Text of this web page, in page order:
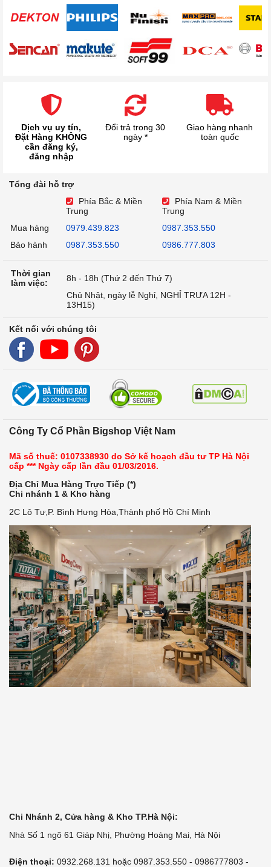
Dịch vụ uy tín,
Đặt Hàng KHÔNG
cần đăng ký,
đăng nhập
Đổi trả trong 30
ngày *
Giao hàng nhanh
toàn quốc
Tổng đài hỗ trợ
Phía Bắc & Miền
Trung
Phía Nam & Miền
Trung
Mua hàng
0979.439.823
0987.353.550
Bảo hành
0987.353.550 0986.777.803
Thời gian
làm việc:
8h - 18h (Thứ 2 đến Thứ 7)
Chủ Nhật, ngày lễ Nghỉ, NGHỈ TRƯA 12H -
13H15)
Kết nối với chúng tôi
Công Ty Cổ Phần Bigshop Việt Nam
Mã số thuế: 0107338930 do Sở kế hoạch đầu tư TP Hà Nội
cấp *** Ngày cấp lần đầu 01/03/2016.
Địa Chỉ Mua Hàng Trực Tiếp (*)
Chi nhánh 1 & Kho hàng
2C Lô Tư,P. Bình Hưng Hòa,Thành phố Hồ Chí Minh
Chi Nhánh 2, Cửa hàng & Kho TP.Hà Nội:
Nhà Số 1 ngõ 61 Giáp Nhị, Phường Hoàng Mai, Hà Nội
Điện thoại: 0932.268.131 hoặc 0987.353.550 - 0986777803 -